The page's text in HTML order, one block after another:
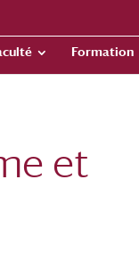
Formation
et